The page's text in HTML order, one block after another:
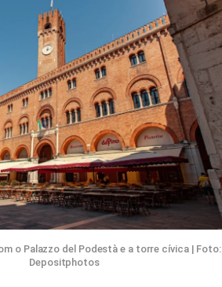
o Palazzo del Podestà e a torre cívica | Foto:
Depositphotos